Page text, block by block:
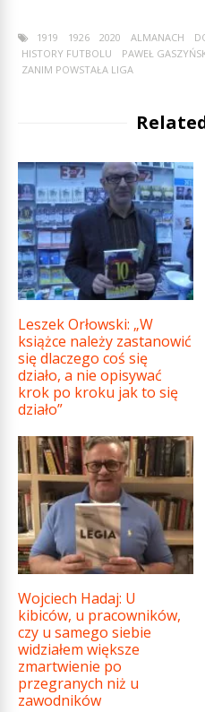
1919 1926 2020 ALMANACH
HISTORY FUTBOLU
PAWEŁ
ZANIM POWSTAŁA LIGA
Leszek Orłowski: „W
książce należy zastanowić
się dlaczego coś się
działo, a nie opisywać
krok po kroku jak to się
działo”
Wojciech Hadaj: U
kibiców, u pracowników,
czy u samego siebie
widziałem większe
zmartwienie po
przegranych niż u
zawodników